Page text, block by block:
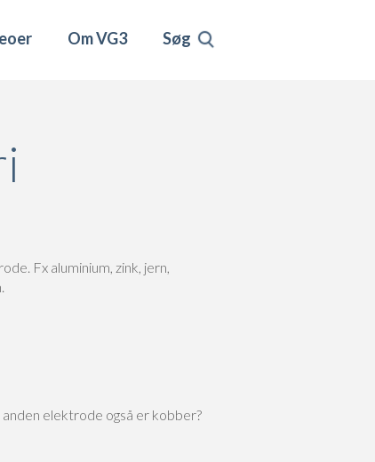
Om VG3 Søg
Fx aluminium, zink, jern,
elektrode også er kobber?